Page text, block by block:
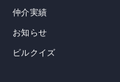
仲介実績
お知らせ
ビルクイズ